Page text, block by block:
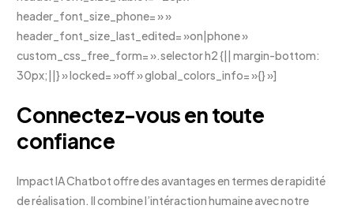
header_font_size_phone= » »
header_font_size_last_edited= »on|phone »
custom_css_free_form= ».selector h2 {|| margin-bottom:
30px;||} » locked= »off » global_colors_info= »{} »]
Connectez-vous en toute
confiance
Impact IA Chatbot offre des avantages en termes de rapidité
de réalisation. Il combine l’intéraction humaine avec notre